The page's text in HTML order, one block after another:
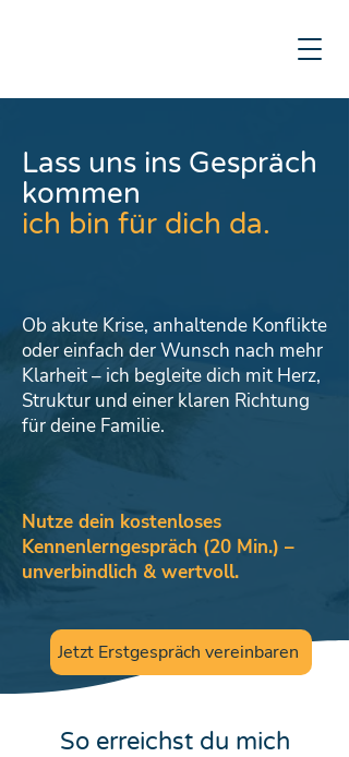
Lass uns ins Gespräch
kommen
ich bin für dich da.
Ob akute Krise, anhaltende Konflikte
oder einfach der Wunsch nach mehr
Klarheit – ich begleite dich mit Herz,
Struktur und einer klaren Richtung
für deine Familie.
Nutze dein kostenloses
Kennenlerngespräch (20 Min.) –
unverbindlich & wertvoll.
Jetzt Erstgespräch vereinbaren
So erreichst du mich